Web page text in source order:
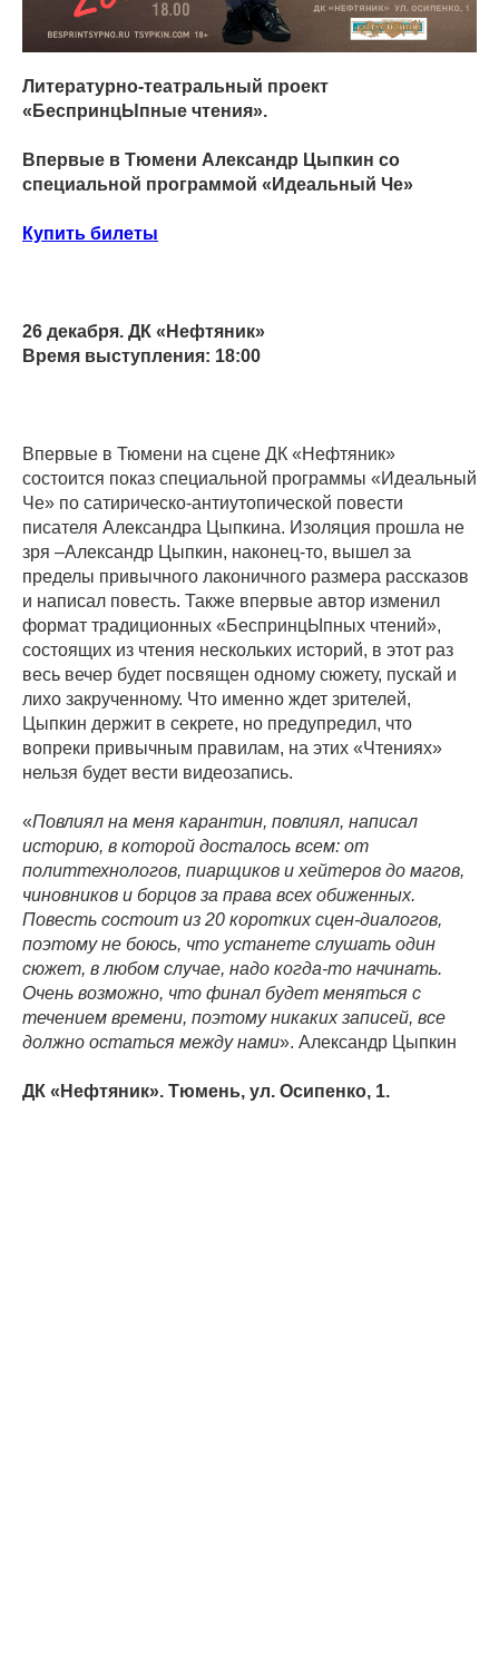
Литературно-театральный проект
«БеспринцЫпные чтения».
Впервые в Тюмени Александр Цыпкин со
специальной программой «Идеальный Че»
Купить билеты
26 декабря. ДК «Нефтяник»
Время выступления: 18:00
Впервые в Тюмени на сцене ДК «Нефтяник»
состоится показ специальной программы «Идеальный
Че» по сатирическо-антиутопической повести
писателя Александра Цыпкина. Изоляция прошла не
зря –Александр Цыпкин, наконец-то, вышел за
пределы привычного лаконичного размера рассказов
и написал повесть. Также впервые автор изменил
формат традиционных «БеспринцЫпных чтений»,
состоящих из чтения нескольких историй, в этот раз
весь вечер будет посвящен одному сюжету, пускай и
лихо закрученному. Что именно ждет зрителей,
Цыпкин держит в секрете, но предупредил, что
вопреки привычным правилам, на этих «Чтениях»
нельзя будет вести видеозапись.
«Повлиял на меня карантин, повлиял, написал
историю, в которой досталось всем: от
политтехнологов, пиарщиков и хейтеров до магов,
чиновников и борцов за права всех обиженных.
Повесть состоит из 20 коротких сцен-диалогов,
поэтому не боюсь, что устанете слушать один
сюжет, в любом случае, надо когда-то начинать.
Очень возможно, что финал будет меняться с
течением времени, поэтому никаких записей, все
должно остаться между нами». Александр Цыпкин
ДК «Нефтяник». Тюмень, ул. Осипенко, 1.